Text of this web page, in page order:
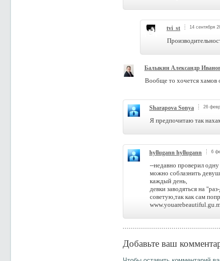
tvi_st 14 сентября
Балыкин Александр
Вообще то хочется хамов
Sharapova Sonya 26
Я предпочитаю так
hyllugann hyllugann 6
--недавно проверил
можно соблазнить
каждый день,
девки заводяться на
советую,так как сам
Добавьте ваш